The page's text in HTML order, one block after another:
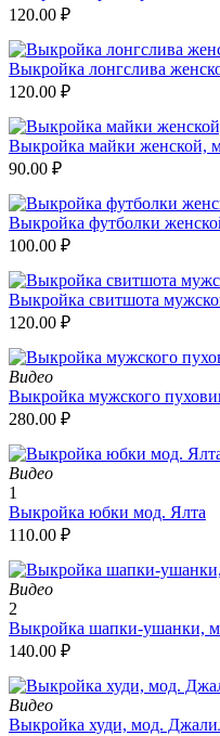
120.00 ₽
Выкройка лонгслива
120.00 ₽
Выкройка майки женской,
90.00 ₽
Выкройка футболки
100.00 ₽
Выкройка свитшота
120.00 ₽
Видео
Выкройка мужского
280.00 ₽
Видео
1
Выкройка юбки мод. Ялта
110.00 ₽
Видео
2
Выкройка шапки-ушанки,
140.00 ₽
Видео
Выкройка худи, мод.